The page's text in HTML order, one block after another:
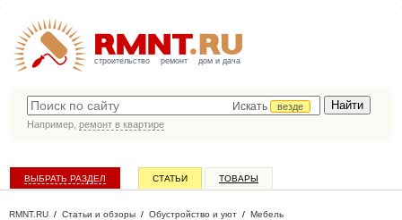
строительство ремонт дом и дача
Искать
везде
Например, ремонт в квартире
ВЫБРАТЬ РАЗДЕЛ СТАТЬИ ТОВАРЫ
RMNT.RU / Статьи и обзоры / Обустройство и уют / Мебель